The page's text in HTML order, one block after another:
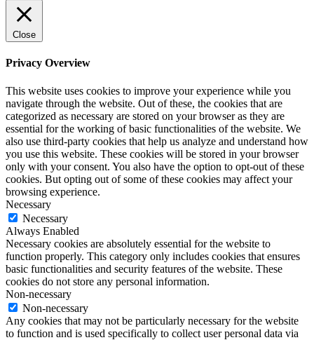
Close
Privacy Overview
This website uses cookies to improve your experience while you
navigate through the website. Out of these, the cookies that are
categorized as necessary are stored on your browser as they are
essential for the working of basic functionalities of the website. We
also use third-party cookies that help us analyze and understand how
you use this website. These cookies will be stored in your browser
only with your consent. You also have the option to opt-out of these
cookies. But opting out of some of these cookies may affect your
browsing experience.
Necessary
Necessary
Always Enabled
Necessary cookies are absolutely essential for the website to
function properly. This category only includes cookies that ensures
basic functionalities and security features of the website. These
cookies do not store any personal information.
Non-necessary
Non-necessary
Any cookies that may not be particularly necessary for the website
to function and is used specifically to collect user personal data via